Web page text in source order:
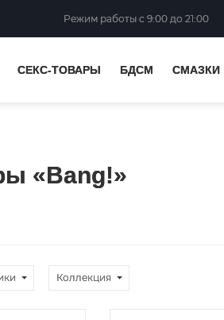
Режим работы с 9:00 до 21:00
СЕКС-ТОВАРЫ БДСМ СМАЗКИ
«Bang!»
Коллекция